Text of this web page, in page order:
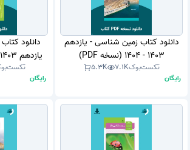
دانلود کتاب زمین شناسی - یازدهم
1403 - 1404 (نسخه PDF)
تکست‌بوک7.1K
5.3K
رایگان
یازدهم 1403 - 1404 (نسخه PDF)
رایگان